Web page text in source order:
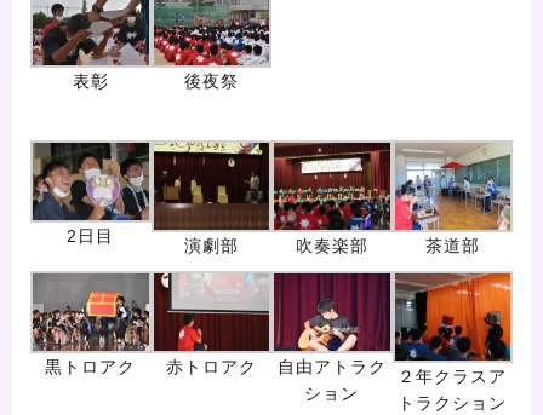
表彰 後夜祭
2日目
演劇部 吹奏楽部 茶道部
黒トロアク 赤トロアク
自由アトラク
ション
２年クラスア
トラクション